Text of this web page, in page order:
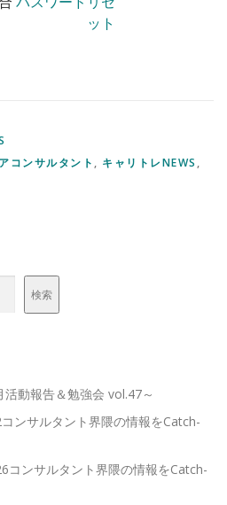
ット
コンサルタント , キャリトレNEWS ,
検索
動報告＆勉強会 vol.47～
ンサルタント界隈の情報をCatch-
コンサルタント界隈の情報をCatch-